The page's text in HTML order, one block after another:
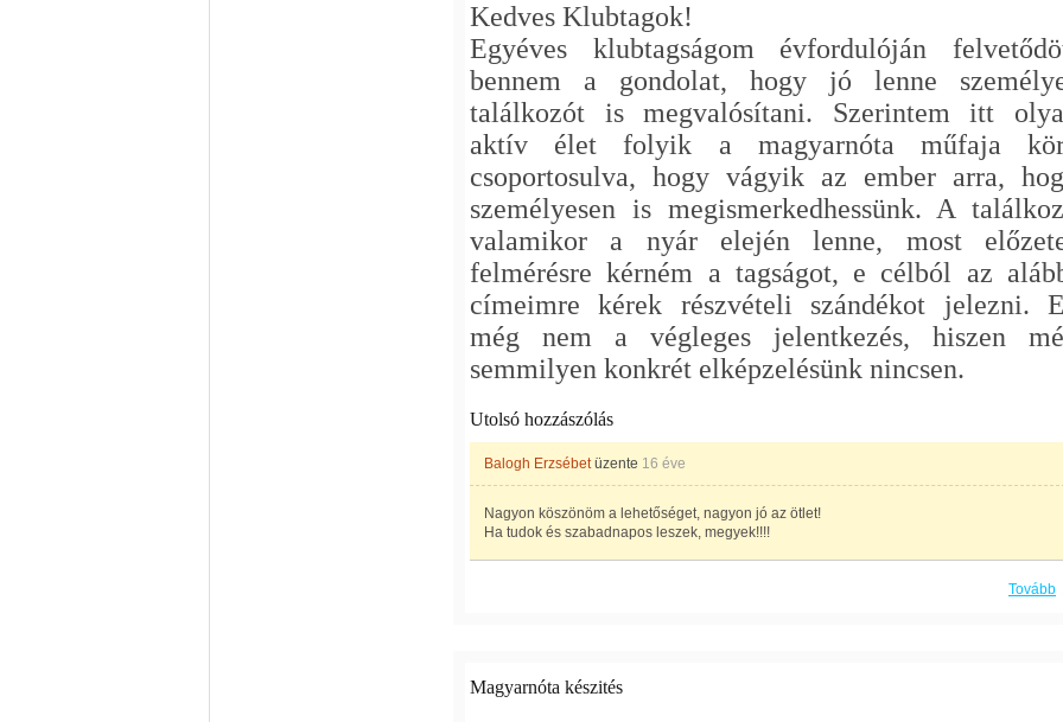
Kedves Klubtagok!
Egyéves klubtagságom évfordulóján
bennem a gondolat, hogy jó lenne
találkozót is megvalósítani. Szerintem itt
aktív élet folyik a magyarnóta műfaja
csoportosulva, hogy vágyik az ember arra,
személyesen is megismerkedhessünk. A
valamikor a nyár elején lenne, most
felmérésre kérném a tagságot, e célból az
címeimre kérek részvételi szándékot jelezni.
még nem a végleges jelentkezés, hiszen
semmilyen konkrét elképzelésünk nincsen.
Utolsó hozzászólás
Balogh Erzsébetüzente 16 éve
Nagyon köszönöm a lehetőséget, nagyon jó az ötlet!
Ha tudok és szabadnapos leszek, megyek!!!!
Tovább
Magyarnóta készités